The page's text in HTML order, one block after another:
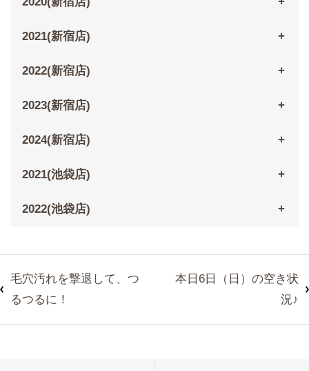
2021(新宿店)
2022(新宿店)
2023(新宿店)
2024(新宿店)
2021(池袋店)
2022(池袋店)
毛穴汚れを撃退して、つ
るつるに！
本日6日（日）の空き状
況♪